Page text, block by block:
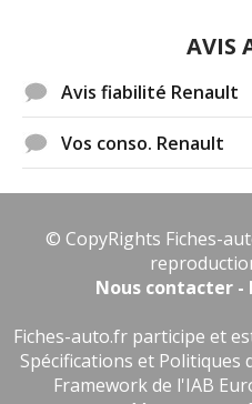
AVIS
Avis fiabilité Renault
Vos conso. Renault
© CopyRights Fiches-
Nous contacter
Fiches-auto.fr participe et
Spécifications et Politiques
Framework de l'IAB